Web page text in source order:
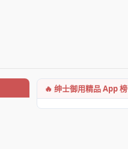
🔥 绅士御用精品 App 榜